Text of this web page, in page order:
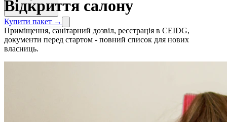
Купити пакет →
Відкриття салону
Приміщення, санітарний дозвіл, реєстрація в CEIDG,
документи перед стартом - повний список для нових
власниць.